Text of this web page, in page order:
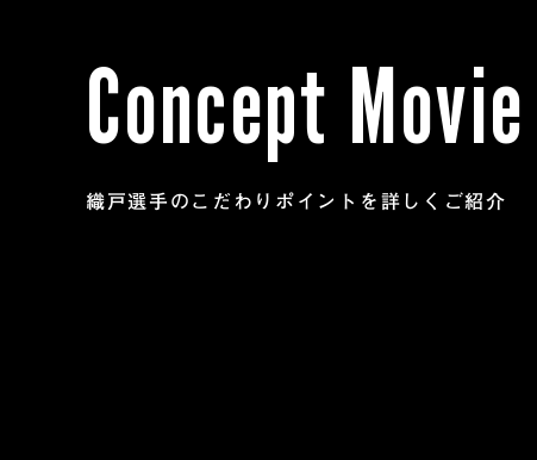
Concept Movie
織戸選手のこだわりポイントを詳しくご紹介